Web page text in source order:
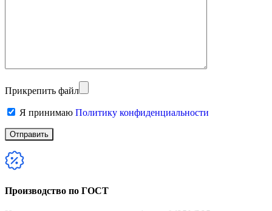
Прикрепить файл
Я принимаю Политику конфиденциальности
Производство по ГОСТ